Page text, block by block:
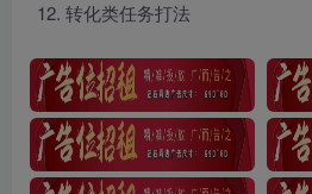
转化类任务打法